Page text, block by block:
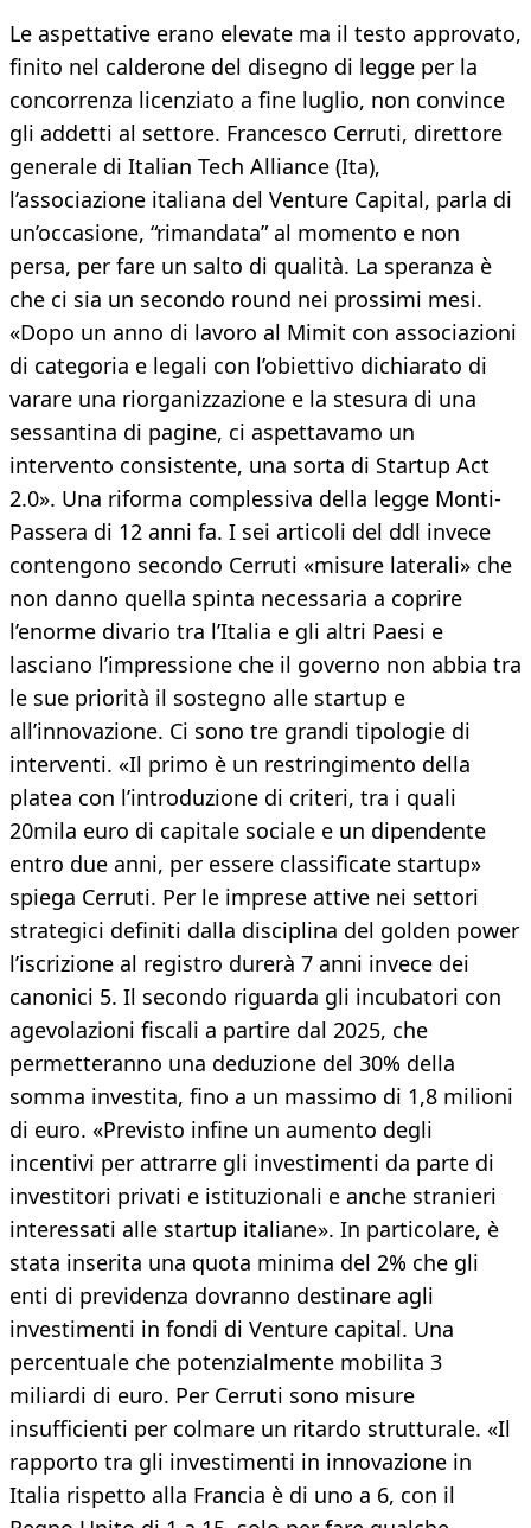
Le aspettative erano elevate ma il testo approvato,
finito nel calderone del disegno di legge per la
concorrenza licenziato a fine luglio, non convince
gli addetti al settore. Francesco Cerruti, direttore
generale di Italian Tech Alliance (Ita),
l’associazione italiana del Venture Capital, parla di
un’occasione, “rimandata” al momento e non
persa, per fare un salto di qualità. La speranza è
che ci sia un secondo round nei prossimi mesi.
«Dopo un anno di lavoro al Mimit con associazioni
di categoria e legali con l’obiettivo dichiarato di
varare una riorganizzazione e la stesura di una
sessantina di pagine, ci aspettavamo un
intervento consistente, una sorta di Startup Act
2.0». Una riforma complessiva della legge Monti-
Passera di 12 anni fa. I sei articoli del ddl invece
contengono secondo Cerruti «misure laterali» che
non danno quella spinta necessaria a coprire
l’enorme divario tra l’Italia e gli altri Paesi e
lasciano l’impressione che il governo non abbia tra
le sue priorità il sostegno alle startup e
all’innovazione. Ci sono tre grandi tipologie di
interventi. «Il primo è un restringimento della
platea con l’introduzione di criteri, tra i quali
20mila euro di capitale sociale e un dipendente
entro due anni, per essere classificate startup»
spiega Cerruti. Per le imprese attive nei settori
strategici definiti dalla disciplina del golden power
l’iscrizione al registro durerà 7 anni invece dei
canonici 5. Il secondo riguarda gli incubatori con
agevolazioni fiscali a partire dal 2025, che
permetteranno una deduzione del 30% della
somma investita, fino a un massimo di 1,8 milioni
di euro. «Previsto infine un aumento degli
incentivi per attrarre gli investimenti da parte di
investitori privati e istituzionali e anche stranieri
interessati alle startup italiane». In particolare, è
stata inserita una quota minima del 2% che gli
enti di previdenza dovranno destinare agli
investimenti in fondi di Venture capital. Una
percentuale che potenzialmente mobilita 3
miliardi di euro. Per Cerruti sono misure
insufficienti per colmare un ritardo strutturale. «Il
rapporto tra gli investimenti in innovazione in
Italia rispetto alla Francia è di uno a 6, con il